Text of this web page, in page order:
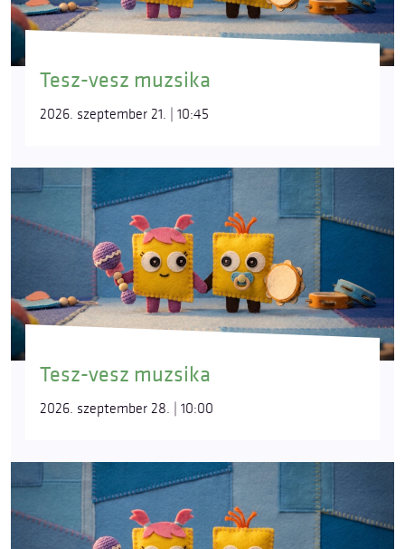
Tesz-vesz muzsika
2026. szeptember 21. | 10:45
Tesz-vesz muzsika
2026. szeptember 28. | 10:00